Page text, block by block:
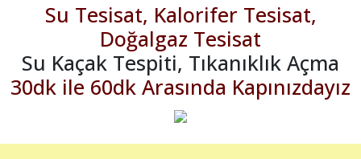
Su Tesisat, Kalorifer Tesisat,
Doğalgaz Tesisat
Su Kaçak Tespiti, Tıkanıklık Açma
30dk ile 60dk Arasında Kapınızdayız